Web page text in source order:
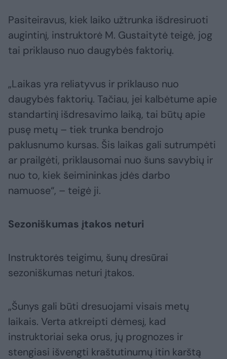
Pasiteiravus, kiek laiko užtrunka išdresiruoti
augintinį, instruktorė M. Gustaitytė teigė, jog
tai priklauso nuo daugybės faktorių.
„Laikas yra reliatyvus ir priklauso nuo
daugybės faktorių. Tačiau, jei kalbėtume apie
standartinį išdresavimo laiką, tai būtų apie
pusę metų – tiek trunka bendrojo
paklusnumo kursas. Šis laikas gali sutrumpėti
ar prailgėti, priklausomai nuo šuns savybių ir
nuo to, kiek šeimininkas įdės darbo
namuose“, – teigė ji.
Sezoniškumas įtakos neturi
Instruktorės teigimu, šunų dresūrai
sezoniškumas neturi įtakos.
„Šunys gali būti dresuojami visais metų
laikais. Verta atkreipti dėmesį, kad
instruktoriai seka orus, jų prognozes ir
stengiasi išvengti kraštutinumų itin karštą